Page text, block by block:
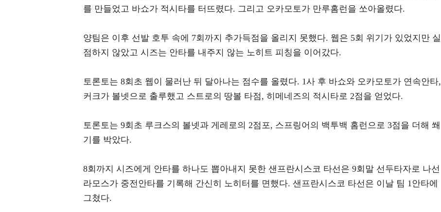
를 만들었고 바쇼가 적시타를 터뜨렸다. 그리고 오카모토가 만루홈런을 쏘아올렸다.
양팀은 이후 선발 호투 속에 7회까지 추가득점을 올리지 못했다. 웹은 5회 위기가 있었지만 실
점하지 않았고 시즈는 안타를 내주지 않는 노히트 피칭을 이어갔다.
토론토는 8회초 웹이 물러난 뒤 달아나는 점수를 올렸다. 1사 후 바쇼와 오카모토가 연속안타,
커크가 볼넷으로 출루했고 스트로의 땅볼 타점, 히메네즈의 적시타로 2점을 얻었다.
토론토는 9회초 루크스의 볼넷과 게레로의 2점포, 스프링어의 백투백 홈런으로 3점을 더해 쐐
기를 박았다.
8회까지 시즈에게 안타를 하나도 뽑아내지 못한 샌프란시스코 타선은 9회말 선두타자로 나선
라모스가 중전안타를 기록해 간신히 노히터를 면했다. 샌프란시스코 타선은 이날 팀 1안타에
그쳤다.